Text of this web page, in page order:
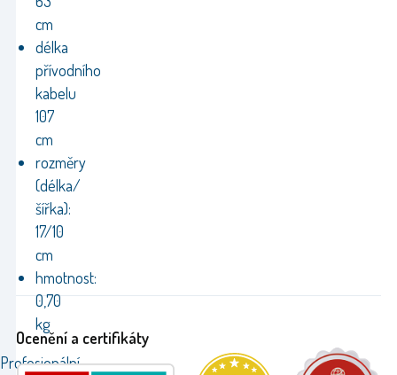
cm
délka
přívodního
kabelu
107
cm
rozměry
(délka/
šířka):
17/10
cm
hmotnost:
0,70
kg
Profesionální
Ocenění a certifikáty